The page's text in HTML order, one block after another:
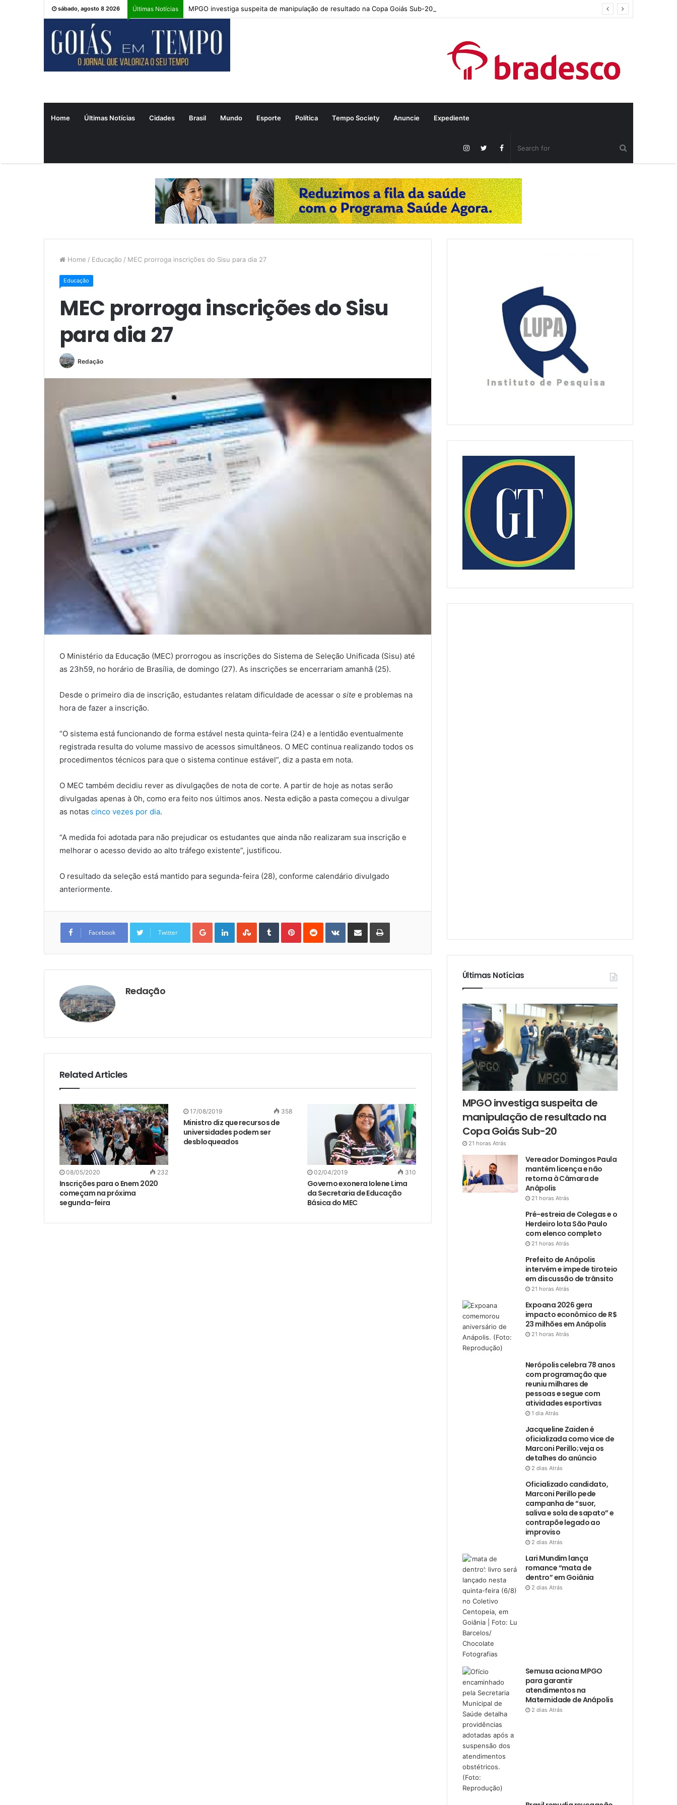
sábado, agosto 8 2026 Últimas Notícias MPGO investiga suspeita de manipulação de resultado na Copa Goiás Sub-20
Home Últimas Notícias Cidades Brasil Mundo Esporte Política Tempo Society Anuncie Expediente
Home / Educação / MEC prorroga inscrições do Sisu para dia 27
Educação
MEC prorroga inscrições do Sisu
para dia 27
Redação
O Ministério da Educação (MEC) prorrogou as inscrições do Sistema de Seleção Unificada (Sisu) até
as 23h59, no horário de Brasília, de domingo (27). As inscrições se encerrariam amanhã (25).
Desde o primeiro dia de inscrição, estudantes relatam dificuldade de acessar o site e problemas na
hora de fazer a inscrição.
“O sistema está funcionando de forma estável nesta quinta-feira (24) e a lentidão eventualmente
registrada resulta do volume massivo de acessos simultâneos. O MEC continua realizando todos os
procedimentos técnicos para que o sistema continue estável”, diz a pasta em nota.
O MEC também decidiu rever as divulgações de nota de corte. A partir de hoje as notas serão
divulgadas apenas à 0h, como era feito nos últimos anos. Nesta edição a pasta começou a divulgar
as notas cinco vezes por dia.
“A medida foi adotada para não prejudicar os estudantes que ainda não realizaram sua inscrição e
melhorar o acesso devido ao alto tráfego existente”, justificou.
O resultado da seleção está mantido para segunda-feira (28), conforme calendário divulgado
anteriormente.
Facebook Twitter
Google+LinkedInStumbleUpon
TumblrPinterestReddit VKontakteShare
Email
Print
Redação
Related Articles
08/05/2020 232
Inscrições para o Enem 2020
começam na próxima
segunda-feira
17/08/2019 358
Ministro diz que recursos de
universidades podem ser
desbloqueados
02/04/2019 310
Governo exonera Iolene Lima
da Secretaria de Educação
Básica do MEC
Últimas Notícias
MPGO investiga suspeita de
manipulação de resultado na
Copa Goiás Sub-20
21 horas Atrás
Vereador Domingos Paula
mantém licença e não
retorna à Câmara de
Anápolis
21 horas Atrás
Pré-estreia de Colegas e o
Herdeiro lota São Paulo
com elenco completo
21 horas Atrás
Prefeito de Anápolis
intervém e impede tiroteio
em discussão de trânsito
21 horas Atrás
Expoana 2026 gera
impacto econômico de R$
23 milhões em Anápolis
21 horas Atrás
Nerópolis celebra 78 anos
com programação que
reuniu milhares de
pessoas e segue com
atividades esportivas
1 dia Atrás
Jacqueline Zaiden é
oficializada como vice de
Marconi Perillo; veja os
detalhes do anúncio
2 dias Atrás
Oficializado candidato,
Marconi Perillo pede
campanha de “suor,
saliva e sola de sapato” e
contrapõe legado ao
improviso
2 dias Atrás
Lari Mundim lança
romance “mata de
dentro” em Goiânia
2 dias Atrás
Semusa aciona MPGO
para garantir
atendimentos na
Maternidade de Anápolis
2 dias Atrás